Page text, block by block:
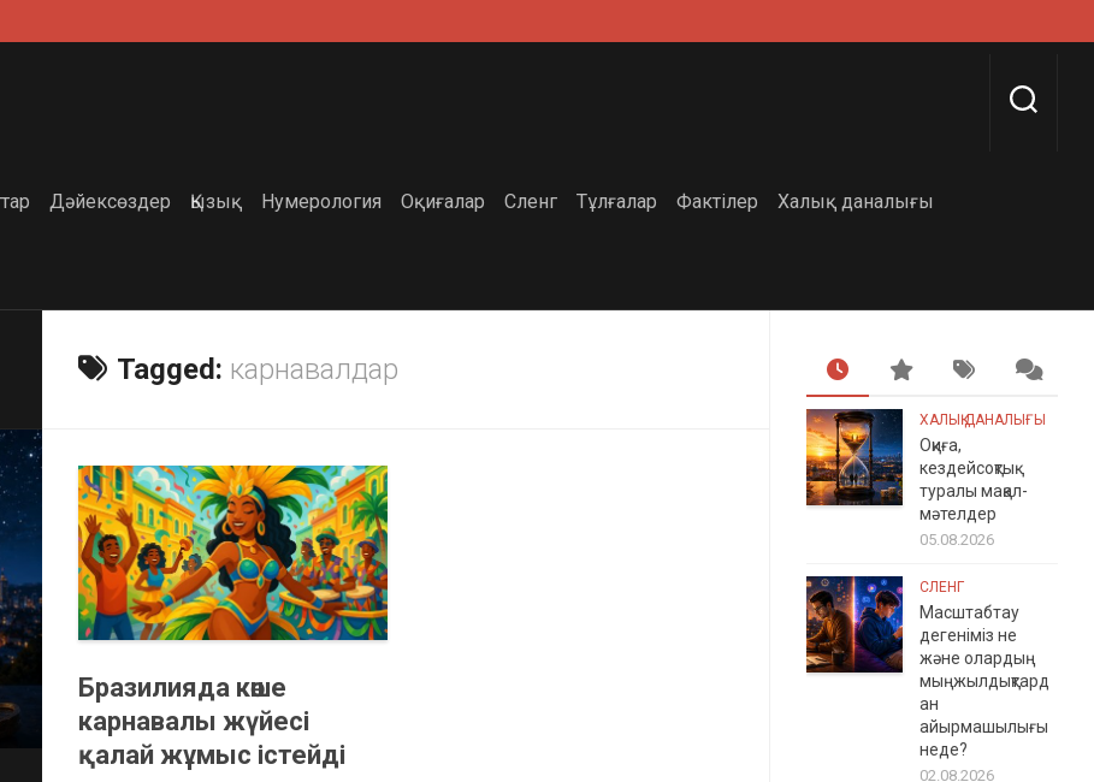
Дәйексөздер Қызық Нумерология Оқиғалар Сленг Тұлғалар Фактілер Халық даналығы
Tagged: карнавалдар
Бразилияда көше
карнавалы жүйесі
қалай жұмыс істейді
ХАЛЫҚ ДАНАЛЫҒЫ
Оқиға,
кездейсоқтық
туралы мақал-
мәтелдер
05.08.2026
СЛЕНГ
Масштабтау
дегеніміз не
және олардың
мыңжылдықтард
ан
айырмашылығы
неде?
02.08.2026